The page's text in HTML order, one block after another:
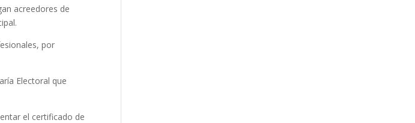
acreedores de
por
Electoral que
el certificado de